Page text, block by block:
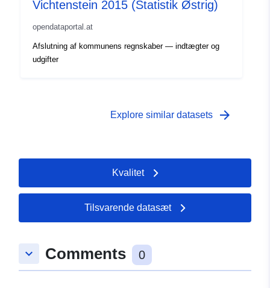
Vichtenstein 2015 (Statistik Østrig)
opendataportal.at
Afslutning af kommunens regnskaber — indtægter og
udgifter
Explore similar datasets arrow_forward
Kvalitet
Tilsvarende datasæt
keyboard_arrow_down Comments 0